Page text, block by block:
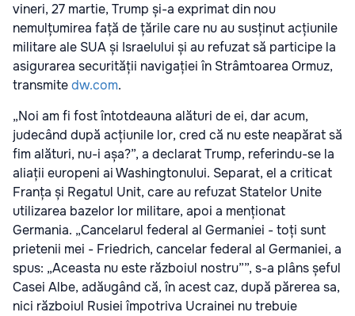
vineri, 27 martie, Trump și-a exprimat din nou
nemulțumirea față de țările care nu au susținut acțiunile
militare ale SUA și Israelului și au refuzat să participe la
asigurarea securității navigației în Strâmtoarea Ormuz,
transmitedw.com.
„Noi am fi fost întotdeauna alături de ei, dar acum,
judecând după acțiunile lor, cred că nu este neapărat să
fim alături, nu-i așa?”, a declarat Trump, referindu-se la
aliații europeni ai Washingtonului. Separat, el a criticat
Franța și Regatul Unit, care au refuzat Statelor Unite
utilizarea bazelor lor militare, apoi a menționat
Germania. „Cancelarul federal al Germaniei - toți sunt
prietenii mei - Friedrich, cancelar federal al Germaniei, a
spus: „Aceasta nu este războiul nostru””, s-a plâns șeful
Casei Albe, adăugând că, în acest caz, după părerea sa,
nici războiul Rusiei împotriva Ucrainei nu trebuie